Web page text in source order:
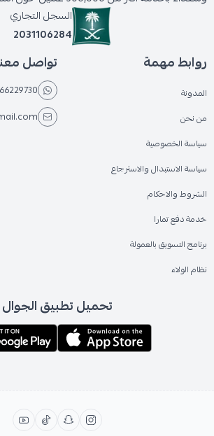
السجل التجاري
2031106284
روابط مهمة
المدونة
من نحن
سياسة الخصوصية
سياسة الاستبدال والاسترجاع
الشروط والاحكام
خدمة دفع تمارا
برنامج التسويق بالعمولة
نظام الولاء
تواصل
تحميل تطبيق الجوال